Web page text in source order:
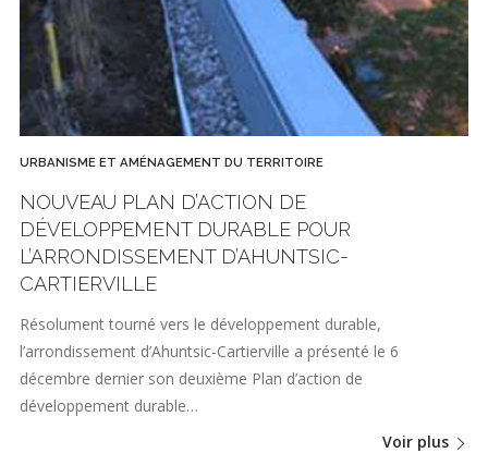
URBANISME ET AMÉNAGEMENT DU TERRITOIRE
NOUVEAU PLAN D’ACTION DE
DÉVELOPPEMENT DURABLE POUR
L’ARRONDISSEMENT D’AHUNTSIC-
CARTIERVILLE
Résolument tourné vers le développement durable,
l’arrondissement d’Ahuntsic-Cartierville a présenté le 6
décembre dernier son deuxième Plan d’action de
développement durable…
Voir plus